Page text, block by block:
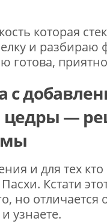
которая
и разбираю
готова,
с
—
и для тех
Кстати
но отличается
узнаете.